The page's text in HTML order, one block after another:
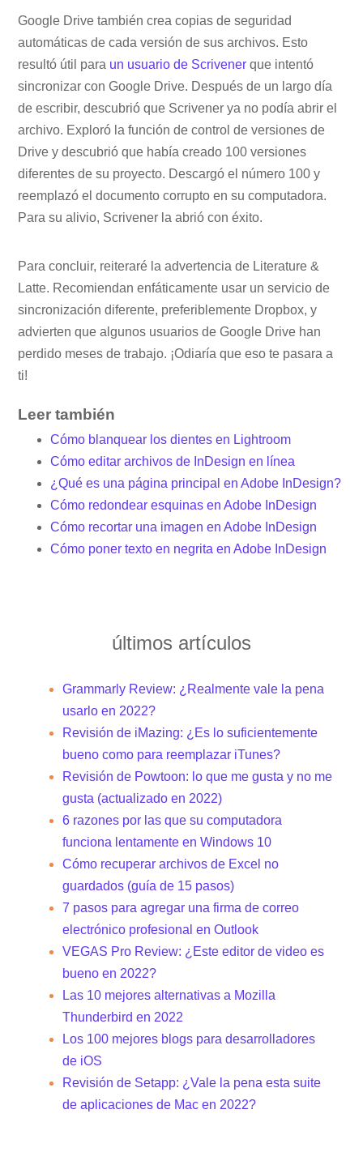
Google Drive también crea copias de seguridad
automáticas de cada versión de sus archivos. Esto
resultó útil para un usuario de Scrivener que intentó
sincronizar con Google Drive. Después de un largo día
de escribir, descubrió que Scrivener ya no podía abrir el
archivo. Exploró la función de control de versiones de
Drive y descubrió que había creado 100 versiones
diferentes de su proyecto. Descargó el número 100 y
reemplazó el documento corrupto en su computadora.
Para su alivio, Scrivener la abrió con éxito.
Para concluir, reiteraré la advertencia de Literature &
Latte. Recomiendan enfáticamente usar un servicio de
sincronización diferente, preferiblemente Dropbox, y
advierten que algunos usuarios de Google Drive han
perdido meses de trabajo. ¡Odiaría que eso te pasara a
ti!
Leer también
Cómo blanquear los dientes en Lightroom
Cómo editar archivos de InDesign en línea
¿Qué es una página principal en Adobe InDesign?
Cómo redondear esquinas en Adobe InDesign
Cómo recortar una imagen en Adobe InDesign
Cómo poner texto en negrita en Adobe InDesign
últimos artículos
Grammarly Review: ¿Realmente vale la pena
usarlo en 2022?
Revisión de iMazing: ¿Es lo suficientemente
bueno como para reemplazar iTunes?
Revisión de Powtoon: lo que me gusta y no me
gusta (actualizado en 2022)
6 razones por las que su computadora
funciona lentamente en Windows 10
Cómo recuperar archivos de Excel no
guardados (guía de 15 pasos)
7 pasos para agregar una firma de correo
electrónico profesional en Outlook
VEGAS Pro Review: ¿Este editor de video es
bueno en 2022?
Las 10 mejores alternativas a Mozilla
Thunderbird en 2022
Los 100 mejores blogs para desarrolladores
de iOS
Revisión de Setapp: ¿Vale la pena esta suite
de aplicaciones de Mac en 2022?